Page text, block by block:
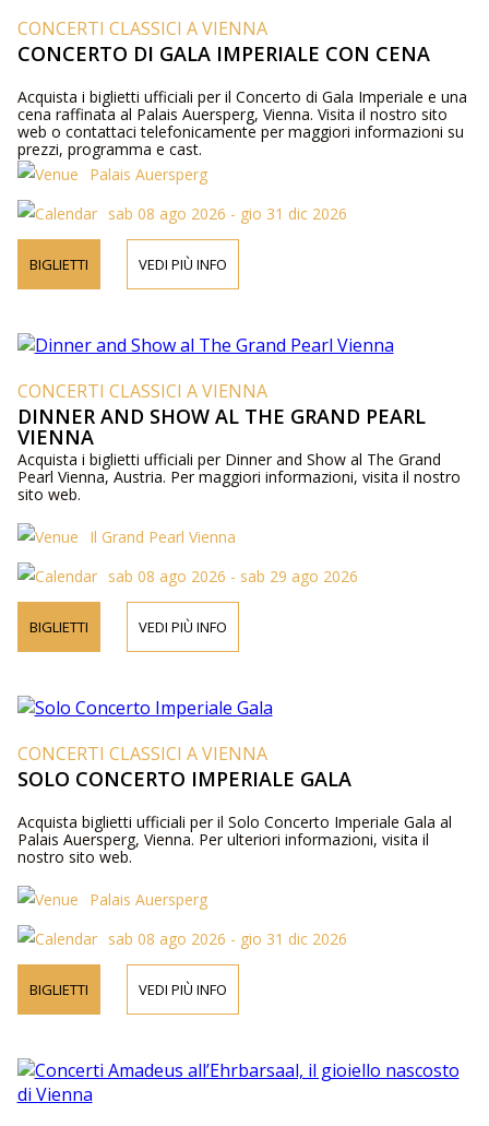
CONCERTI CLASSICI A VIENNA
CONCERTO DI GALA IMPERIALE CON CENA
Acquista i biglietti ufficiali per il Concerto di Gala Imperiale e una
cena raffinata al Palais Auersperg, Vienna. Visita il nostro sito
web o contattaci telefonicamente per maggiori informazioni su
prezzi, programma e cast.
Palais Auersperg
sab 08 ago 2026 - gio 31 dic 2026
BIGLIETTI VEDI PIÙ INFO
CONCERTI CLASSICI A VIENNA
DINNER AND SHOW AL THE GRAND PEARL
VIENNA
Acquista i biglietti ufficiali per Dinner and Show al The Grand
Pearl Vienna, Austria. Per maggiori informazioni, visita il nostro
sito web.
Il Grand Pearl Vienna
sab 08 ago 2026 - sab 29 ago 2026
BIGLIETTI VEDI PIÙ INFO
CONCERTI CLASSICI A VIENNA
SOLO CONCERTO IMPERIALE GALA
Acquista biglietti ufficiali per il Solo Concerto Imperiale Gala al
Palais Auersperg, Vienna. Per ulteriori informazioni, visita il
nostro sito web.
Palais Auersperg
sab 08 ago 2026 - gio 31 dic 2026
BIGLIETTI VEDI PIÙ INFO